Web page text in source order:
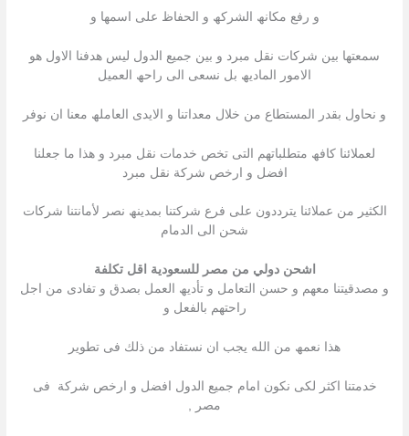
و رفع مكانھ الشركھ و الحفاظ على اسمھا و
سمعتھا بین شركات نقل مبرد و بین جمیع الدول لیس ھدفنا الاول ھو
الامور المادیھ بل نسعى الى راحھ العمیل
و نحاول بقدر المستطاع من خلال معداتنا و الایدى العاملھ معنا ان نوفر
لعملائنا كافھ متطلباتھم التى تخص خدمات نقل مبرد و ھذا ما جعلنا
افضل و ارخص شركة نقل مبرد
الكثیر من عملائنا یترددون على فرع شركتنا بمدینھ نصر لأمانتنا شركات
شحن الى الدمام
اشحن دولي من مصر للسعودية اقل تكلفة
و مصدقیتنا معھم و حسن التعامل و تأدیھ العمل بصدق و تفادى من اجل
راحتھم بالفعل و
ھذا نعمھ من الله یجب ان نستفاد من ذلك فى تطویر
خدمتنا اكثر لكى نكون امام جمیع الدول افضل و ارخص شركة فى
مصر ,